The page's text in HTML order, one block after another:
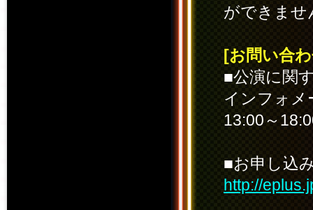
ができませ
[お問い合
■公演に関
インフォ
13:00～
■お申し込
http://